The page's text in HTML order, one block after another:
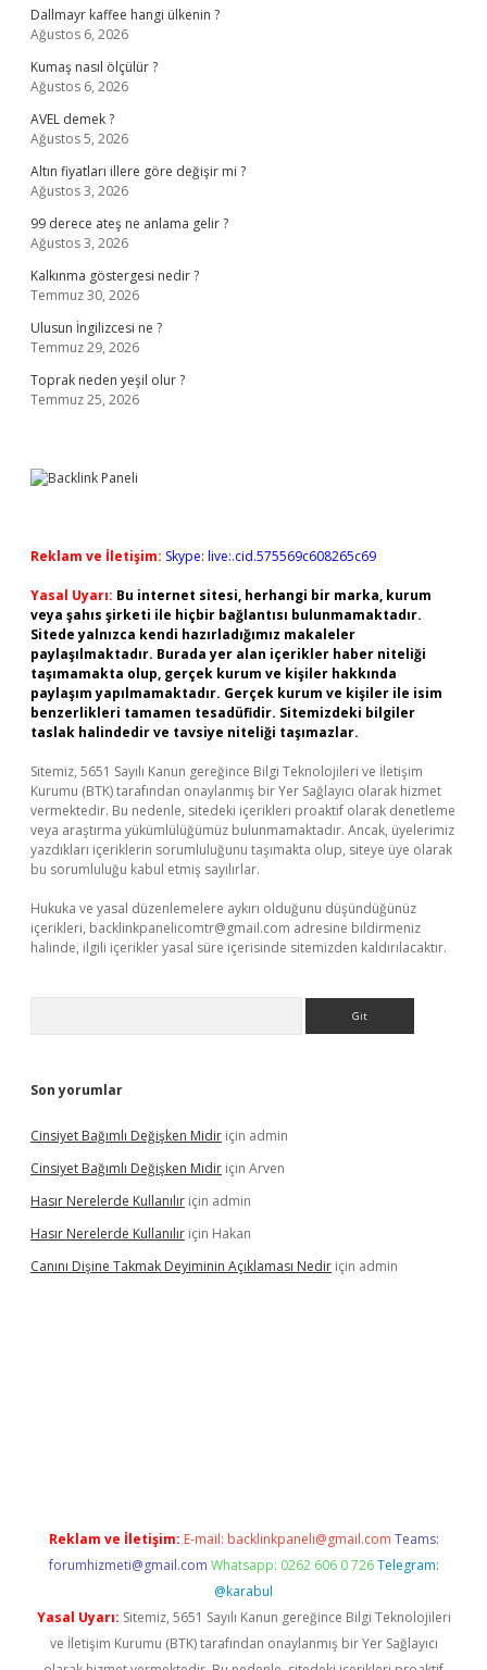
Dallmayr kaffee hangi ülkenin ?
Ağustos 6, 2026
Kumaş nasıl ölçülür ?
Ağustos 6, 2026
AVEL demek ?
Ağustos 5, 2026
Altın fiyatları illere göre değişir mi ?
Ağustos 3, 2026
99 derece ateş ne anlama gelir ?
Ağustos 3, 2026
Kalkınma göstergesi nedir ?
Temmuz 30, 2026
Ulusun İngilizcesi ne ?
Temmuz 29, 2026
Toprak neden yeşil olur ?
Temmuz 25, 2026
Reklam ve İletişim: Skype: live:.cid.575569c608265c69
Yasal Uyarı: Bu internet sitesi, herhangi bir marka, kurum
veya şahıs şirketi ile hiçbir bağlantısı bulunmamaktadır.
Sitede yalnızca kendi hazırladığımız makaleler
paylaşılmaktadır. Burada yer alan içerikler haber niteliği
taşımamakta olup, gerçek kurum ve kişiler hakkında
paylaşım yapılmamaktadır. Gerçek kurum ve kişiler ile isim
benzerlikleri tamamen tesadüfidir. Sitemizdeki bilgiler
taslak halindedir ve tavsiye niteliği taşımazlar.
Sitemiz, 5651 Sayılı Kanun gereğince Bilgi Teknolojileri ve İletişim
Kurumu (BTK) tarafından onaylanmış bir Yer Sağlayıcı olarak hizmet
vermektedir. Bu nedenle, sitedeki içerikleri proaktif olarak denetleme
veya araştırma yükümlülüğümüz bulunmamaktadır. Ancak, üyelerimiz
yazdıkları içeriklerin sorumluluğunu taşımakta olup, siteye üye olarak
bu sorumluluğu kabul etmiş sayılırlar.
Hukuka ve yasal düzenlemelere aykırı olduğunu düşündüğünüz
içerikleri, backlinkpanelicomtr@gmail.com adresine bildirmeniz
halinde, ilgili içerikler yasal süre içerisinde sitemizden kaldırılacaktır.
Son yorumlar
Cinsiyet Bağımlı Değişken Midir için admin
Cinsiyet Bağımlı Değişken Midir için Arven
Hasır Nerelerde Kullanılır için admin
Hasır Nerelerde Kullanılır için Hakan
Canını Dişine Takmak Deyiminin Açıklaması Nedir için admin
Reklam ve İletişim: E-mail: backlinkpaneli@gmail.com Teams:
forumhizmeti@gmail.com Whatsapp: 0262 606 0 726 Telegram:
@karabul
Yasal Uyarı: Sitemiz, 5651 Sayılı Kanun gereğince Bilgi Teknolojileri
ve İletişim Kurumu (BTK) tarafından onaylanmış bir Yer Sağlayıcı